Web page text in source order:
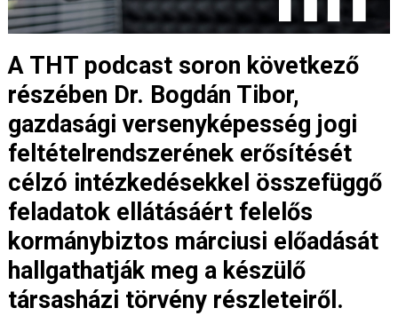
A THT podcast soron következő
részében Dr. Bogdán Tibor,
gazdasági versenyképesség jogi
feltételrendszerének erősítését
célzó intézkedésekkel összefüggő
feladatok ellátásáért felelős
kormánybiztos márciusi előadását
hallgathatják meg a készülő
társasházi törvény részleteiről.